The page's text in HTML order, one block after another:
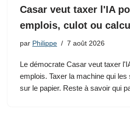
Casar veut taxer l'IA
emplois, culot ou calcul
par Philippe 7 août 2026
Le démocrate Casar veut taxer
emplois. Taxer la machine qui
sur le papier. Reste à savoir qui